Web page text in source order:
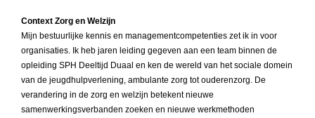
Context Zorg en Welzijn
Mijn bestuurlijke kennis en managementcompetenties zet ik in voor
organisaties. Ik heb jaren leiding gegeven aan een team binnen de
opleiding SPH Deeltijd Duaal en ken de wereld van het sociale domein
van de jeugdhulpverlening, ambulante zorg tot ouderenzorg. De
verandering in de zorg en welzijn betekent nieuwe
samenwerkingsverbanden zoeken en nieuwe werkmethoden